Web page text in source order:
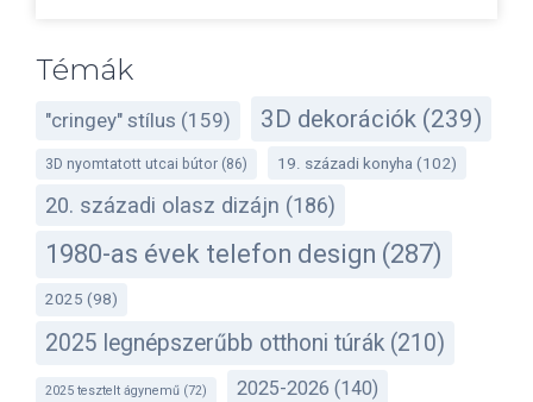
Témák
"cringey" stílus (159) 3D dekorációk (239)
3D nyomtatott utcai bútor (86) 19. századi konyha (102)
20. századi olasz dizájn (186)
1980-as évek telefon design (287)
2025 (98)
2025 legnépszerűbb otthoni túrák (210)
2025 tesztelt ágynemű (72) 2025-2026 (140)